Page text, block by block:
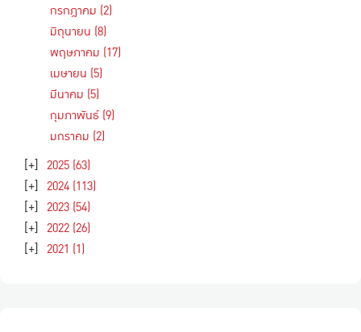
กรกฎาคม (2)
มิถุนายน (8)
พฤษภาคม (17)
เมษายน (5)
มีนาคม (5)
กุมภาพันธ์ (9)
มกราคม (2)
[+] 2025 (63)
[+] 2024 (113)
[+] 2023 (54)
[+] 2022 (26)
[+] 2021 (1)